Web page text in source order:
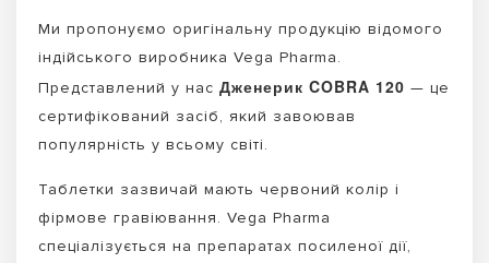
Ми пропонуємо оригінальну продукцію відомого
індійського виробника Vega Pharma.
Представлений у нас Дженерик COBRA 120 — це
сертифікований засіб, який завоював
популярність у всьому світі.
Таблетки зазвичай мають червоний колір і
фірмове гравіювання. Vega Pharma
спеціалізується на препаратах посиленої дії,